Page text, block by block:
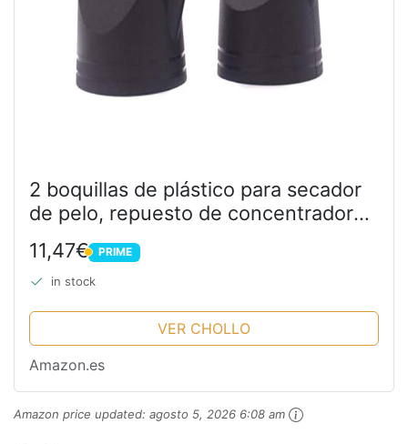
2 boquillas de plástico para secador
de pelo, repuesto de concentrador
estrecho, boquilla de secado de pelo,
color negro
11,47€ PRIME
PRIME
in stock
VER CHOLLO
Amazon.es
Amazon price updated: agosto 5, 2026 6:08 am